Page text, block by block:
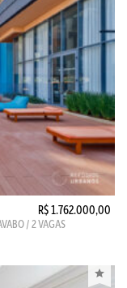
R$ 1.762.000,00
/ 2 VAGAS